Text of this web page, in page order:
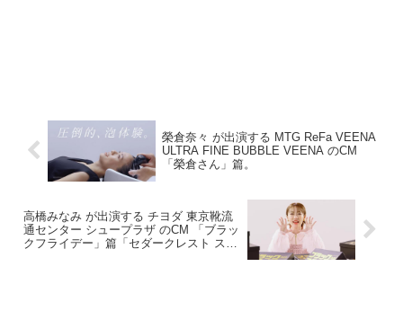
榮倉奈々 が出演する MTG ReFa VEENA
ULTRA FINE BUBBLE VEENA のCM
「榮倉さん」篇。
高橋みなみ が出演する チヨダ 東京靴流
通センター シュープラザ のCM 「ブラッ
クフライデー」篇「セダークレスト スパ